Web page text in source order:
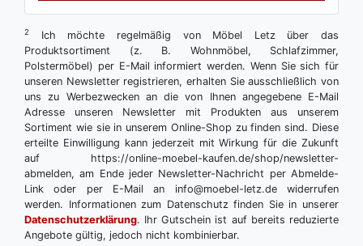
2
Ich möchte regelmäßig von Möbel Letz über das
Produktsortiment (z. B. Wohnmöbel, Schlafzimmer,
Polstermöbel) per E-Mail informiert werden. Wenn Sie sich für
unseren Newsletter registrieren, erhalten Sie ausschließlich von
uns zu Werbezwecken an die von Ihnen angegebene E-Mail
Adresse unseren Newsletter mit Produkten aus unserem
Sortiment wie sie in unserem Online-Shop zu finden sind. Diese
erteilte Einwilligung kann jederzeit mit Wirkung für die Zukunft
auf https://online-moebel-kaufen.de/shop/newsletter-
abmelden, am Ende jeder Newsletter-Nachricht per Abmelde-
Link oder per E-Mail an info@moebel-letz.de widerrufen
werden. Informationen zum Datenschutz finden Sie in unserer
Datenschutzerklärung. Ihr Gutschein ist auf bereits reduzierte
Angebote gültig, jedoch nicht kombinierbar.